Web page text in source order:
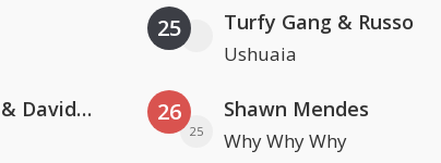
Clean Bandit, Anne-Marie & David Guetta
25 Turfy Gang & Russo
Ushuaia
26
25
Shawn Mendes
Why Why Why